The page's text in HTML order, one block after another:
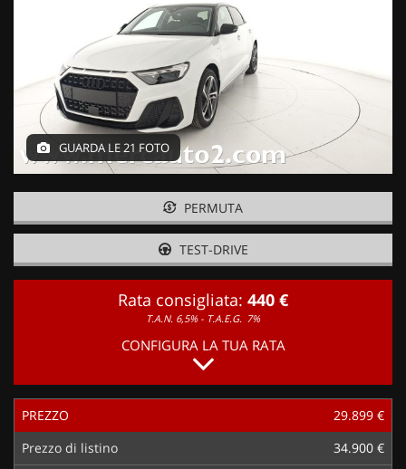
NOLEGGIO BREVE TERMINE
CONTATTI
GUARDA LE 21 FOTO
PERMUTA
TEST-DRIVE
Rata consigliata: 440 €
T.A.N. 6,5% - T.A.E.G. 7%
CONFIGURA LA TUA RATA
PREZZO
29.899 €
Prezzo di listino
34.900 €